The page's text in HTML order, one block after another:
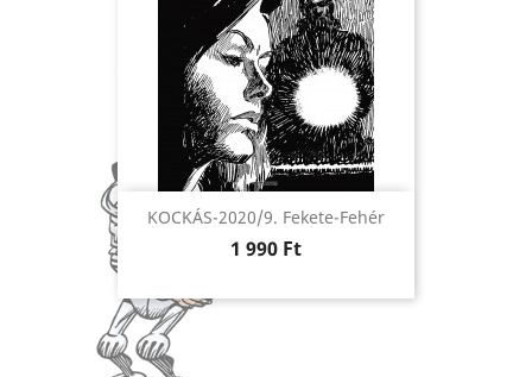
KOCKÁS-2020/9. Fekete-Fehér
Ár
1 990 Ft